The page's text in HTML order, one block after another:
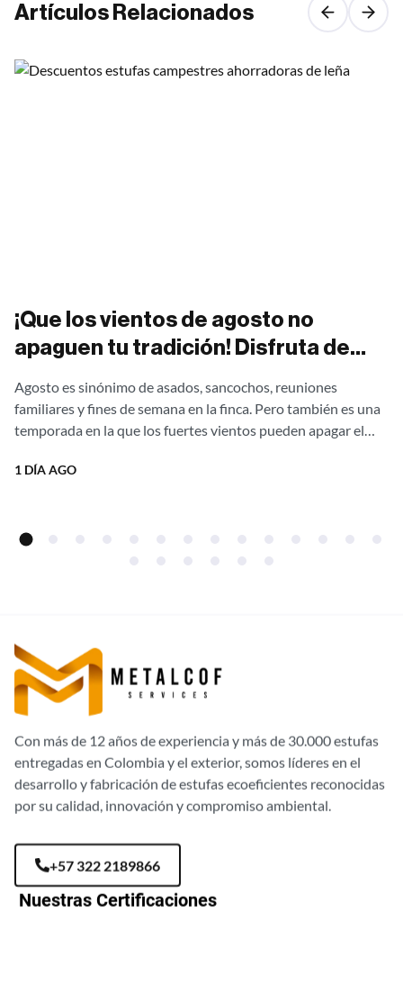
Artículos Relacionados
¡Que los vientos de agosto no
apaguen tu tradición! Disfruta de
humo con nuestras estufas
campestres Ergonatura. ¡Aprovecha
el 20% de descuento directo de
Agosto es sinónimo de asados, sancochos, reuniones
familiares y fines de semana en la finca. Pero también es una
temporada en la que los fuertes vientos pueden apagar el
1 DÍA AGO
Con más de 12 años de experiencia y más de 30.000 estufas
entregadas en Colombia y el exterior, somos líderes en el
desarrollo y fabricación de estufas ecoeficientes reconocidas
por su calidad, innovación y compromiso ambiental.
+57 322 2189866
Nuestras Certificaciones